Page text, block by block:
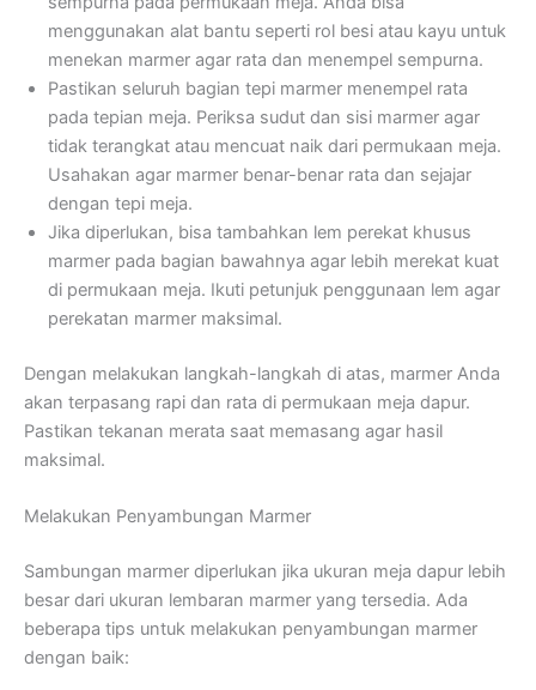
menggunakan alat bantu seperti rol besi atau kayu untuk
menekan marmer agar rata dan menempel sempurna.
Pastikan seluruh bagian tepi marmer menempel rata
pada tepian meja. Periksa sudut dan sisi marmer agar
tidak terangkat atau mencuat naik dari permukaan meja.
Usahakan agar marmer benar-benar rata dan sejajar
dengan tepi meja.
Jika diperlukan, bisa tambahkan lem perekat khusus
marmer pada bagian bawahnya agar lebih merekat kuat
di permukaan meja. Ikuti petunjuk penggunaan lem agar
perekatan marmer maksimal.
Dengan melakukan langkah-langkah di atas, marmer Anda
akan terpasang rapi dan rata di permukaan meja dapur.
Pastikan tekanan merata saat memasang agar hasil
maksimal.
Melakukan Penyambungan Marmer
Sambungan marmer diperlukan jika ukuran meja dapur lebih
besar dari ukuran lembaran marmer yang tersedia. Ada
beberapa tips untuk melakukan penyambungan marmer
dengan baik: